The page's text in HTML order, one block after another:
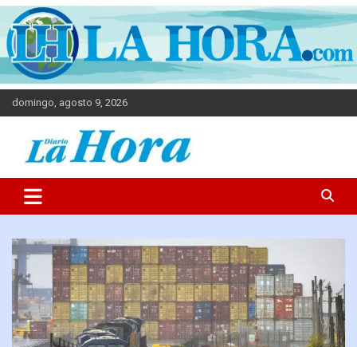
domingo, agosto 9, 2026
Diario La Hora